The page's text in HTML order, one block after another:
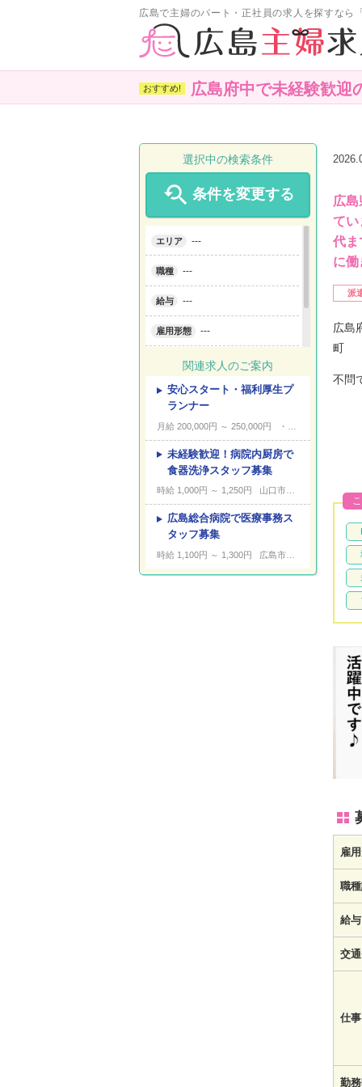
広島で主婦のパート・正社員の求人を探すなら
広島府中で未経験歓迎
広
てい
代ま
に働
派
広島
町
不問
雇
職
給与
交
仕
勤
選択中の検索条件
 条件を変更する
エリア ---
職種 ---
給与 ---
雇用形態 ---
こだわり条件 ---
キーワード ---
関連求人のご案内
安心スタート・福利厚生プ
ランナー
月給 200,000円 ～ 250,000円 ・広島市中区銀山町 ・広島県東広島市西条大坪町 ・広島県呉市本通 ・広島県福山市霞町 お住まいから一番近いところで勤務していただきます。
未経験歓迎！病院内厨房で
食器洗浄スタッフ募集
時給 1,000円 ～ 1,250円 山口市黒川
広島総合病院で医療事務ス
タッフ募集
時給 1,100円 ～ 1,300円 広島市南区皆実町